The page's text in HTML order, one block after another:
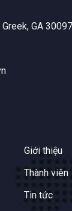
GA
Giới thiệu
Thành viên
Tin tức